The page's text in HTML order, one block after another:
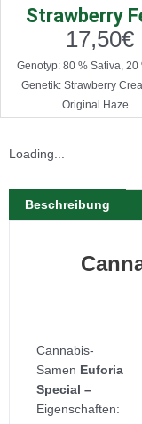
Strawberry
17,50€
Genotyp: 80 % Sativa, 20
Genetik: Strawberry
Original Haze...
Loading...
Beschreibung
Cannabis-
Samen Euforia
Special –
Eigenschaften: